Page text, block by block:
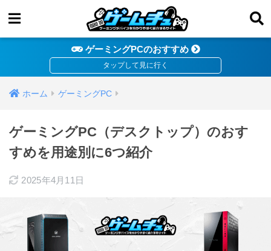
ゲーミングPCのおすすめ
ホーム ゲーミングPC
ゲーミングPC（デスクトップ）のおす
すめを用途別に6つ紹介
2025年4月11日